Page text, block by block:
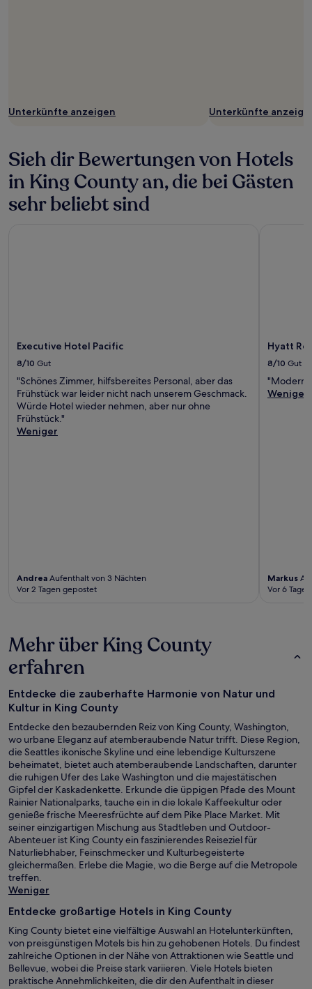
Unterkünfte anzeigen Unterkünfte
Sieh dir Bewertungen von Hotels
in King County an, die bei Gästen
sehr beliebt sind
Executive Hotel Pacific
8/10 Gut
"Schönes Zimmer, hilfsbereites Personal, aber das
Frühstück war leider nicht nach unserem Geschmack.
Würde Hotel wieder nehmen, aber nur ohne
Frühstück."
Weniger
Andrea Aufenthalt von 3 Nächten
Vor 2 Tagen gepostet
Hyatt
8/10 Gut
Weniger
Markus
Vor 6
Mehr über King County
erfahren
Entdecke die zauberhafte Harmonie von Natur und
Kultur in King County
Entdecke den bezaubernden Reiz von King County, Washington,
wo urbane Eleganz auf atemberaubende Natur trifft. Diese Region,
die Seattles ikonische Skyline und eine lebendige Kulturszene
beheimatet, bietet auch atemberaubende Landschaften, darunter
die ruhigen Ufer des Lake Washington und die majestätischen
Gipfel der Kaskadenkette. Erkunde die üppigen Pfade des Mount
Rainier Nationalparks, tauche ein in die lokale Kaffeekultur oder
genieße frische Meeresfrüchte auf dem Pike Place Market. Mit
seiner einzigartigen Mischung aus Stadtleben und Outdoor-
Abenteuer ist King County ein faszinierendes Reiseziel für
Naturliebhaber, Feinschmecker und Kulturbegeisterte
gleichermaßen. Erlebe die Magie, wo die Berge auf die Metropole
treffen.
Weniger
Entdecke großartige Hotels in King County
King County bietet eine vielfältige Auswahl an Hotelunterkünften,
von preisgünstigen Motels bis hin zu gehobenen Hotels. Du findest
zahlreiche Optionen in der Nähe von Attraktionen wie Seattle und
Bellevue, wobei die Preise stark variieren. Viele Hotels bieten
praktische Annehmlichkeiten, die dir den Aufenthalt in dieser